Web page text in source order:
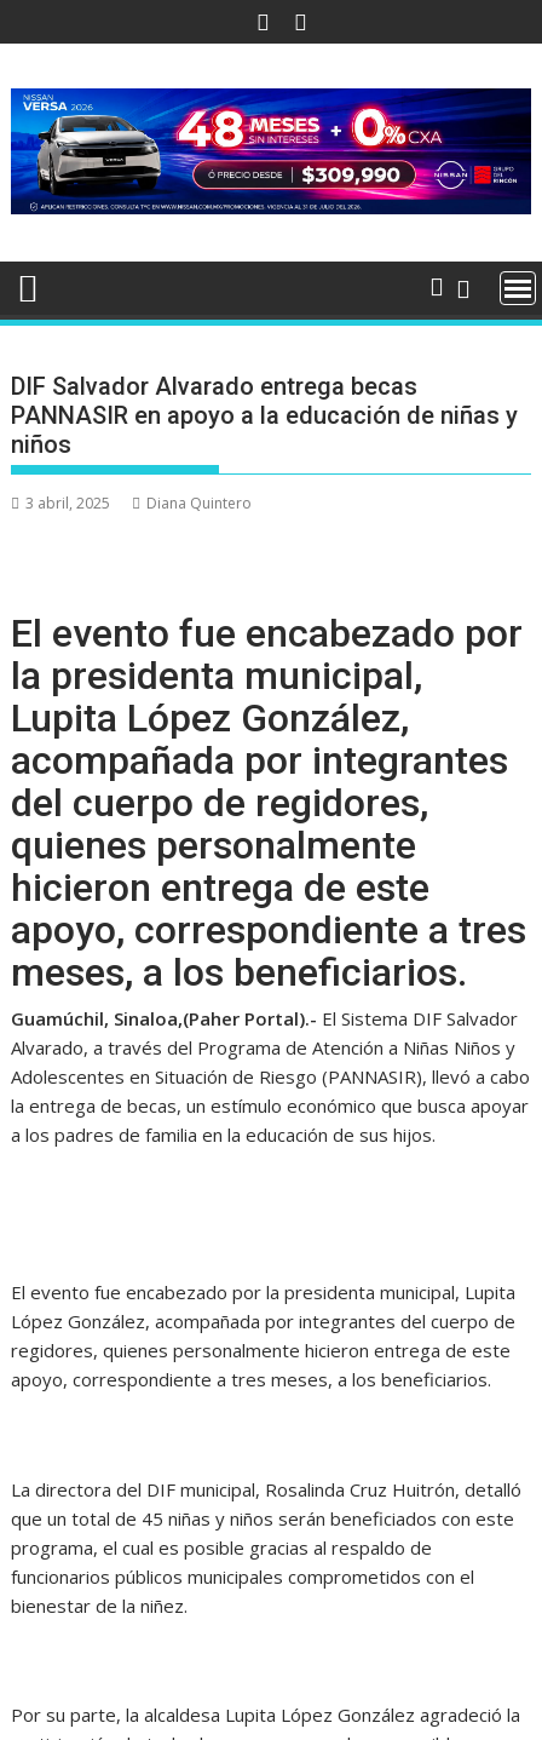
al
DIF Salvador Alvarado entrega becas
PANNASIR en apoyo a la educación de niñas y
niños
3 abril, 2025 Diana Quintero
El evento fue encabezado por
la presidenta municipal,
Lupita López González,
acompañada por integrantes
del cuerpo de regidores,
quienes personalmente
hicieron entrega de este
apoyo, correspondiente a tres
meses, a los beneficiarios.
Guamúchil, Sinaloa,(Paher Portal).- El Sistema DIF Salvador
Alvarado, a través del Programa de Atención a Niñas Niños y
Adolescentes en Situación de Riesgo (PANNASIR), llevó a cabo
la entrega de becas, un estímulo económico que busca apoyar
a los padres de familia en la educación de sus hijos.
El evento fue encabezado por la presidenta municipal, Lupita
López González, acompañada por integrantes del cuerpo de
regidores, quienes personalmente hicieron entrega de este
apoyo, correspondiente a tres meses, a los beneficiarios.
La directora del DIF municipal, Rosalinda Cruz Huitrón, detalló
que un total de 45 niñas y niños serán beneficiados con este
programa, el cual es posible gracias al respaldo de
funcionarios públicos municipales comprometidos con el
bienestar de la niñez.
Por su parte, la alcaldesa Lupita López González agradeció la